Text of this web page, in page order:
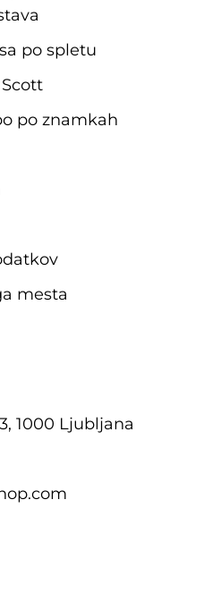
po spletu
po znamkah
mesta
1000 Ljubljana